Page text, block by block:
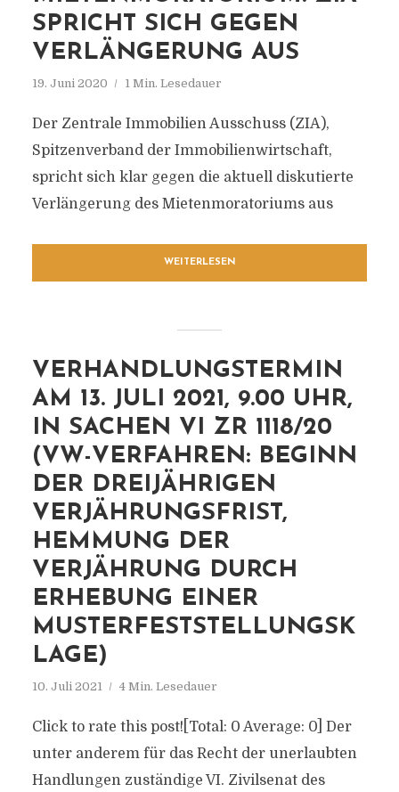
SPRICHT SICH GEGEN
VERLÄNGERUNG AUS
19. Juni 2020 1 Min. Lesedauer
Der Zentrale Immobilien Ausschuss (ZIA),
Spitzenverband der Immobilienwirtschaft,
spricht sich klar gegen die aktuell diskutierte
Verlängerung des Mietenmoratoriums aus
WEITERLESEN
VERHANDLUNGSTERMIN
AM 13. JULI 2021, 9.00 UHR,
IN SACHEN VI ZR 1118/20
(VW-VERFAHREN: BEGINN
DER DREIJÄHRIGEN
VERJÄHRUNGSFRIST,
HEMMUNG DER
VERJÄHRUNG DURCH
ERHEBUNG EINER
MUSTERFESTSTELLUNGSK
LAGE)
10. Juli 2021 4 Min. Lesedauer
Click to rate this post![Total: 0 Average: 0] Der
unter anderem für das Recht der unerlaubten
Handlungen zuständige VI. Zivilsenat des